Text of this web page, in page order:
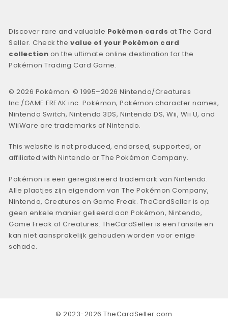
Discover rare and valuable Pokémon cards at The Card
Seller. Check thevalue of your Pokémon card
collection on the ultimate online destination for the
Pokémon Trading Card Game.
© 2026 Pokémon. © 1995–2026 Nintendo/Creatures
Inc./GAME FREAK inc. Pokémon, Pokémon character names,
Nintendo Switch, Nintendo 3DS, Nintendo DS, Wii, Wii U, and
WiiWare are trademarks of Nintendo.
This website is not produced, endorsed, supported, or
affiliated with Nintendo or The Pokémon Company.
Pokémon is een geregistreerd trademark van Nintendo.
Alle plaatjes zijn eigendom van The Pokémon Company,
Nintendo, Creatures en Game Freak. TheCardSeller is op
geen enkele manier gelieerd aan Pokémon, Nintendo,
Game Freak of Creatures. TheCardSeller is een fansite en
kan niet aansprakelijk gehouden worden voor enige
schade.
© 2023-2026 TheCardSeller.com